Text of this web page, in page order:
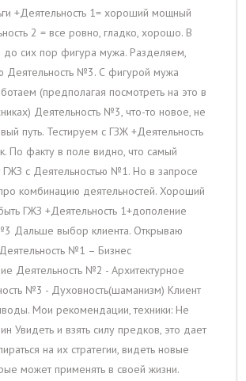
+Деятельность 1= хороший мощный
2 = все ровно, гладко, хорошо. В
до сих пор фигура мужа. Разделяем,
Деятельность №3. С фигурой мужа
(предполагая посмотреть на это в
Деятельность №3, что-то новое, не
путь. Тестируем с ГЗЖ +Деятельность
По факту в поле видно, что самый
ГЖЗ с Деятельностью №1. Но в запросе
комбинацию деятельностей. Хороший
ГЖЗ +Деятельность 1+дополение
Дальше выбор клиента. Открываю
№1 – Бизнес
Деятельность №2 - Архитектурное
№3 - Духовность(шаманизм) Клиент
Мои рекомендации, техники: Не
Увидеть и взять силу предков, это дает
на их стратегии, видеть новые
может применять в своей жизни.